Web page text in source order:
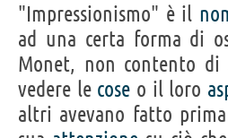
"Impressionismo" è il
ad una certa forma di
Monet, non contento di
vedere le cose o il loro
altri avevano fatto